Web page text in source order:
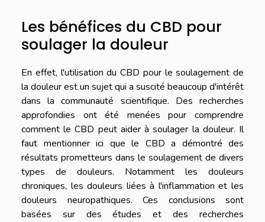
Les bénéfices du CBD pour
soulager la douleur
En effet, l'utilisation du CBD pour le soulagement de
la douleur est un sujet qui a suscité beaucoup d'intérêt
dans la communauté scientifique. Des recherches
approfondies ont été menées pour comprendre
comment le CBD peut aider à soulager la douleur. Il
faut mentionner ici que le CBD a démontré des
résultats prometteurs dans le soulagement de divers
types de douleurs. Notamment les douleurs
chroniques, les douleurs liées à l'inflammation et les
douleurs neuropathiques. Ces conclusions sont
basées sur des études et des recherches